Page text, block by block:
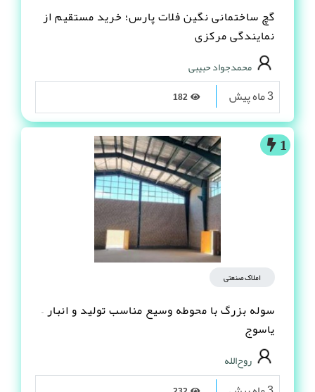
گچ ساختمانی نگین فلات پارس؛ خرید مستقیم از
نمایندگی مرکزی
محمدجواد حبیبی
3 ماه پیش
1
املاک صنعتی
سوله بزرگ با محوطه وسیع مناسب تولید و انبار –
یاسوج
روح‌الله